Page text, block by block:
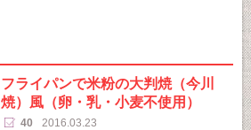
フライパンで米粉の大判焼（今川
焼）風（卵・乳・小麦不使用）
40 2016.03.23